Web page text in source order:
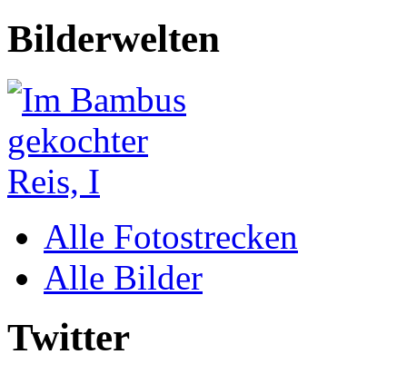
Bilderwelten
Alle Fotostrecken
Alle Bilder
Twitter